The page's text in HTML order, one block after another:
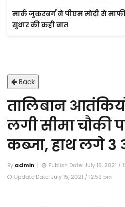
मार्क जुकरबर्ग ने पीएम मोदी से
सुधार की कही बात
Back
तालिबान
लगी सीमा चौकी
कब्‍जा, हाथ लगे 3
By admin
Publish Date: July 15, 2021 /
Update Date: July 15, 2021 / 12:59 pm